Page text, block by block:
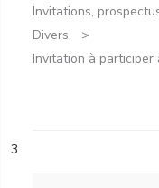
Invitations,
Divers.
Invitation à
3